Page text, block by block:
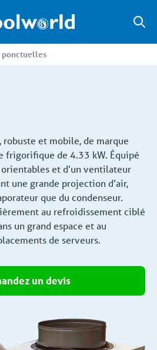
ponctuelles
et mobile, de marque
frigorifique de 4.33 kW. Équipé
et d’un ventilateur
une grande projection d’air,
que du condenseur.
au refroidissement ciblé
un grand espace et au
de serveurs.
un devis